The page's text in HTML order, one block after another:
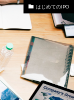
はじめてのIPO